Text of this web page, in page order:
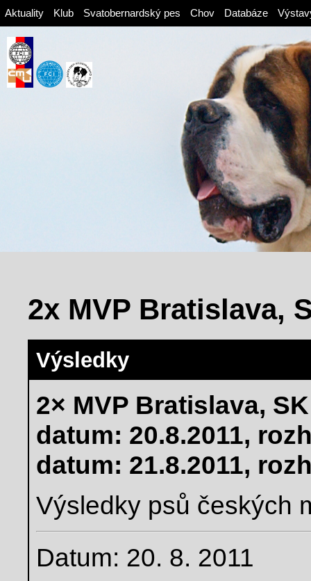
Aktuality Klub Svatobernardský pes Chov Databáze
2x MVP Bratislava,
Výsledky
2× MVP Bratislava, SK
datum: 20.8.2011,
datum: 21.8.2011,
Výsledky psů českých
Datum: 20. 8. 2011